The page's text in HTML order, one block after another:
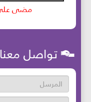
تواصل معنا